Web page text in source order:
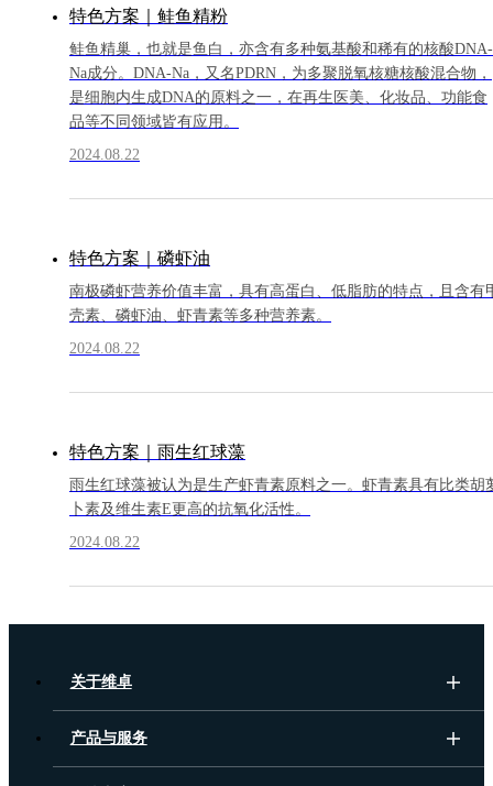
特色方案｜鲑鱼精粉
鲑鱼精巢，也就是鱼白，亦含有多种氨基酸和稀有的核酸DNA-
Na成分。DNA-Na，又名PDRN，为多聚脱氧核糖核酸混合物，
是细胞内生成DNA的原料之一，在再生医美、化妆品、功能食
品等不同领域皆有应用。
2024.08.22
特色方案｜磷虾油
南极磷虾营养价值丰富，具有高蛋白、低脂肪的特点，且含有
壳素、磷虾油、虾青素等多种营养素。
2024.08.22
特色方案｜雨生红球藻
雨生红球藻被认为是生产虾青素原料之一。虾青素具有比类胡
卜素及维生素E更高的抗氧化活性。
2024.08.22
关于维卓
产品与服务